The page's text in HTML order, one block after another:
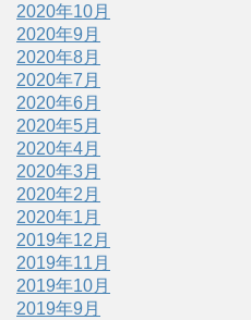
2020年10月
2020年9月
2020年8月
2020年7月
2020年6月
2020年5月
2020年4月
2020年3月
2020年2月
2020年1月
2019年12月
2019年11月
2019年10月
2019年9月